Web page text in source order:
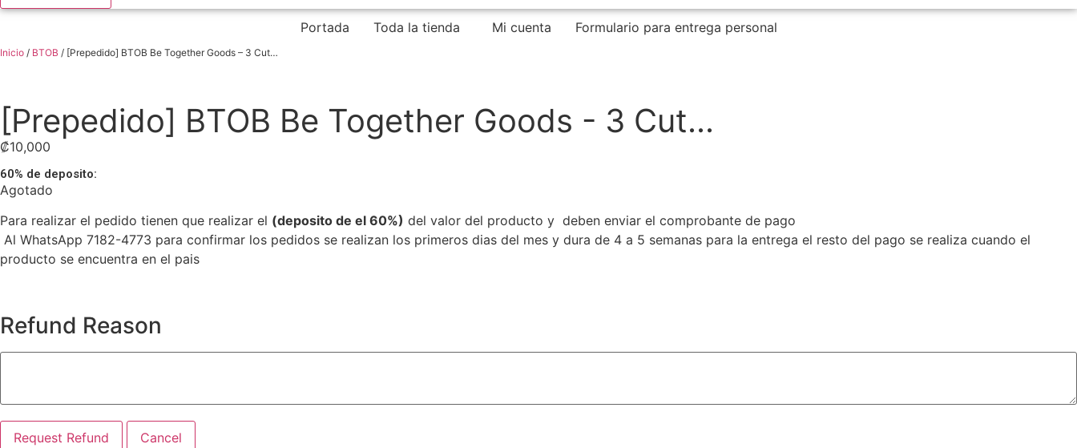
Portada Toda la tienda Mi cuenta Formulario para entrega personal
Inicio / BTOB / [Prepedido] BTOB Be Together Goods – 3 Cut…
[Prepedido] BTOB Be Together Goods - 3 Cut...
₡10,000
60% de deposito:
Agotado
Para realizar el pedido tienen que realizar el (deposito de el 60%) del valor del producto y deben enviar el comprobante de pago
Al WhatsApp 7182-4773 para confirmar los pedidos se realizan los primeros dias del mes y dura de 4 a 5 semanas para la entrega el resto del pago se realiza cuando el
producto se encuentra en el pais
Refund Reason
Request Refund Cancel